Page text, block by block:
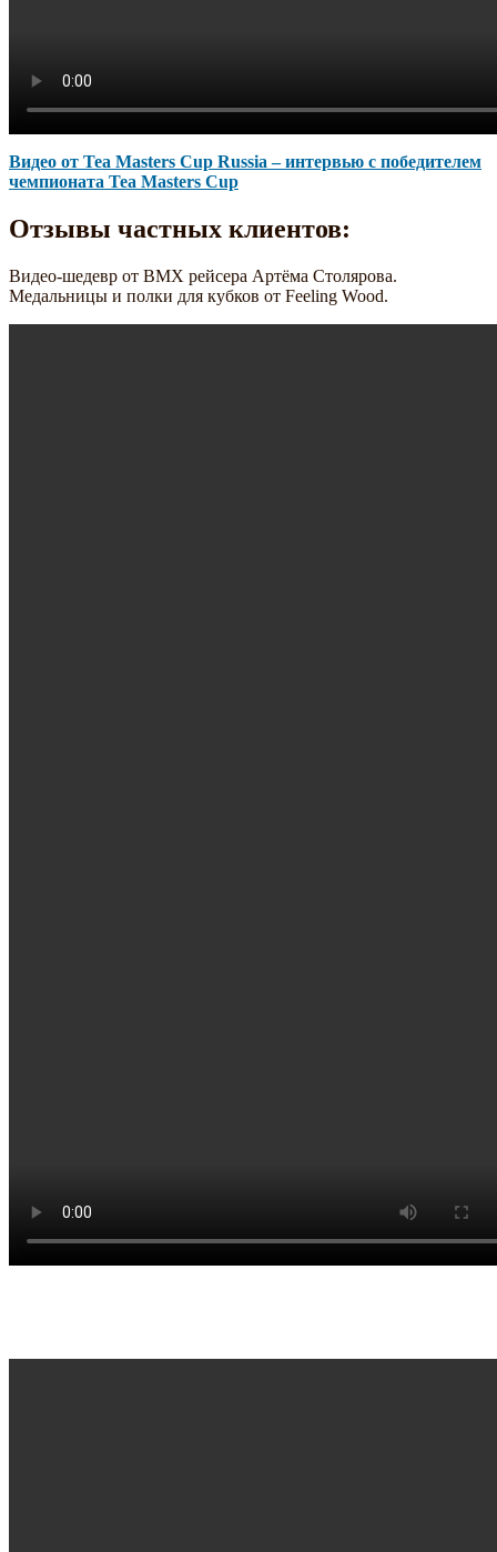
Видео от Tea Masters Cup Russia – интервью с победителем
чемпионата Tea Masters Cup
Отзывы частных клиентов:
Видео-шедевр от BMX рейсера Артёма Столярова.
Медальницы и полки для кубков от Feeling Wood.